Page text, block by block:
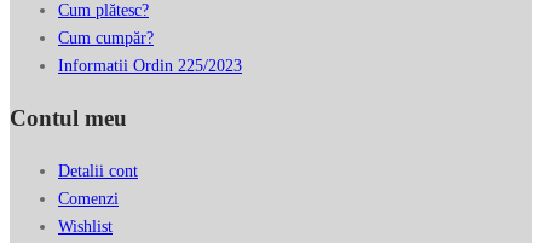
Cum plătesc?
Cum cumpăr?
Informatii Ordin 225/2023
Contul meu
Detalii cont
Comenzi
Wishlist